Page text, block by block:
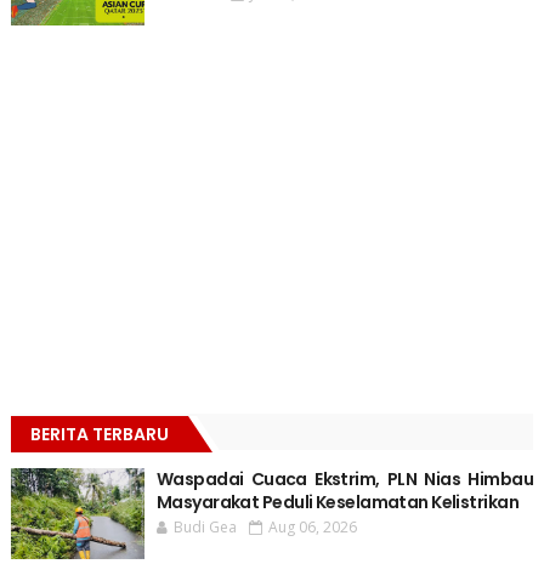
BERITA TERBARU
Waspadai Cuaca Ekstrim, PLN Nias Himbau
Masyarakat Peduli Keselamatan Kelistrikan
Budi Gea Aug 06, 2026